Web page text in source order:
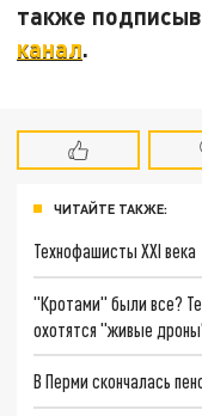
также
канал.
ЧИТАЙТЕ ТАКЖЕ:
Технофашисты XXI века
"Кротами" были все?
охотятся "живые
В Перми скончалась